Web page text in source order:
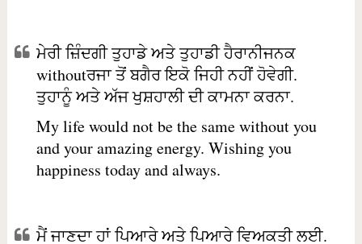
ਮੇਰੀ ਜ਼ਿੰਦਗੀ ਤੁਹਾਡੇ ਅਤੇ ਤੁਹਾਡੀ ਹੈਰਾਨੀਜਨਕ
withoutਰਜਾ ਤੋਂ ਬਗੈਰ ਇਕੋ ਜਿਹੀ ਨਹੀਂ ਹੋਵੇਗੀ.
ਤੁਹਾਨੂੰ ਅਤੇ ਅੱਜ ਖੁਸ਼ਹਾਲੀ ਦੀ ਕਾਮਨਾ ਕਰਨਾ.
My life would not be the same without you
and your amazing energy. Wishing you
happiness today and always.
ਮੈਂ ਜਾਣਦਾ ਹਾਂ ਪਿਆਰੇ ਅਤੇ ਪਿਆਰੇ ਵਿਅਕਤੀ ਲਈ.